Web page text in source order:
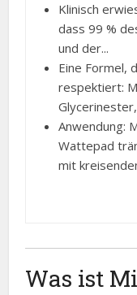
Klinisch
dass 99 %
und der...
Eine Formel,
respektiert:
Anwendung:
Wattepad
mit
Was ist